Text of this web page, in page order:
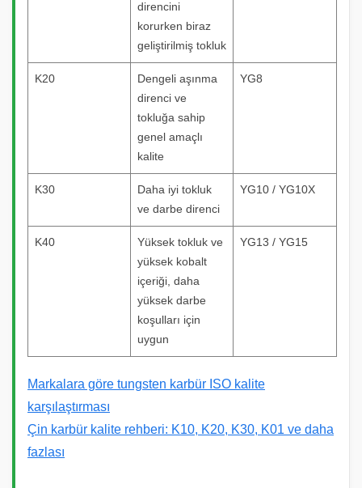
direncini
korurken biraz
geliştirilmiş tokluk
K20
Dengeli aşınma
direnci ve
tokluğa sahip
genel amaçlı
kalite
YG8
K30
Daha iyi tokluk
ve darbe direnci
YG10 / YG10X
K40
Yüksek tokluk ve
yüksek kobalt
içeriği, daha
yüksek darbe
koşulları için
uygun
YG13 / YG15
Markalara göre tungsten karbür ISO kalite
karşılaştırması
Çin karbür kalite rehberi: K10, K20, K30, K01 ve daha
fazlası